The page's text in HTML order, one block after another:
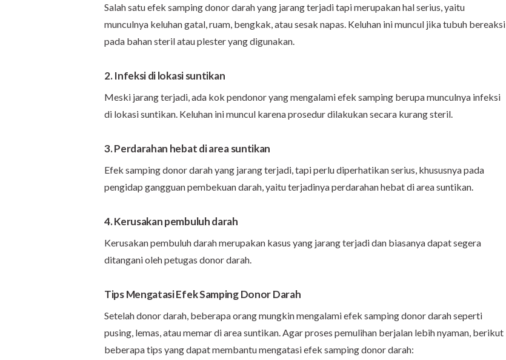
Salah satu efek samping donor darah yang jarang terjadi tapi merupakan hal serius, yaitu
munculnya keluhan gatal, ruam, bengkak, atau sesak napas. Keluhan ini muncul jika tubuh bereaksi
pada bahan steril atau plester yang digunakan.
2. Infeksi di lokasi suntikan
Meski jarang terjadi, ada kok pendonor yang mengalami efek samping berupa munculnya infeksi
di lokasi suntikan. Keluhan ini muncul karena prosedur dilakukan secara kurang steril.
3. Perdarahan hebat di area suntikan
Efek samping donor darah yang jarang terjadi, tapi perlu diperhatikan serius, khususnya pada
pengidap gangguan pembekuan darah, yaitu terjadinya perdarahan hebat di area suntikan.
4. Kerusakan pembuluh darah
Kerusakan pembuluh darah merupakan kasus yang jarang terjadi dan biasanya dapat segera
ditangani oleh petugas donor darah.
Tips Mengatasi Efek Samping Donor Darah
Setelah donor darah, beberapa orang mungkin mengalami efek samping donor darah seperti
pusing, lemas, atau memar di area suntikan. Agar proses pemulihan berjalan lebih nyaman, berikut
beberapa tips yang dapat membantu mengatasi efek samping donor darah: